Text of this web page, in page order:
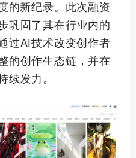
的新纪录。此次融资
巩固了其在行业内的
过AI技术改变创作者
的创作生态链，并在
续发力。